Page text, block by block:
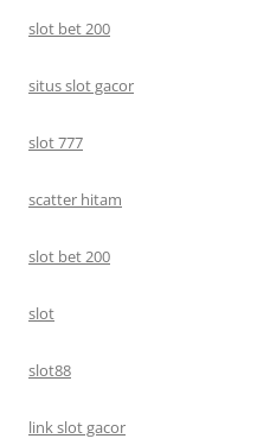
slot bet 200
situs slot gacor
slot 777
scatter hitam
slot bet 200
slot
slot88
link slot gacor